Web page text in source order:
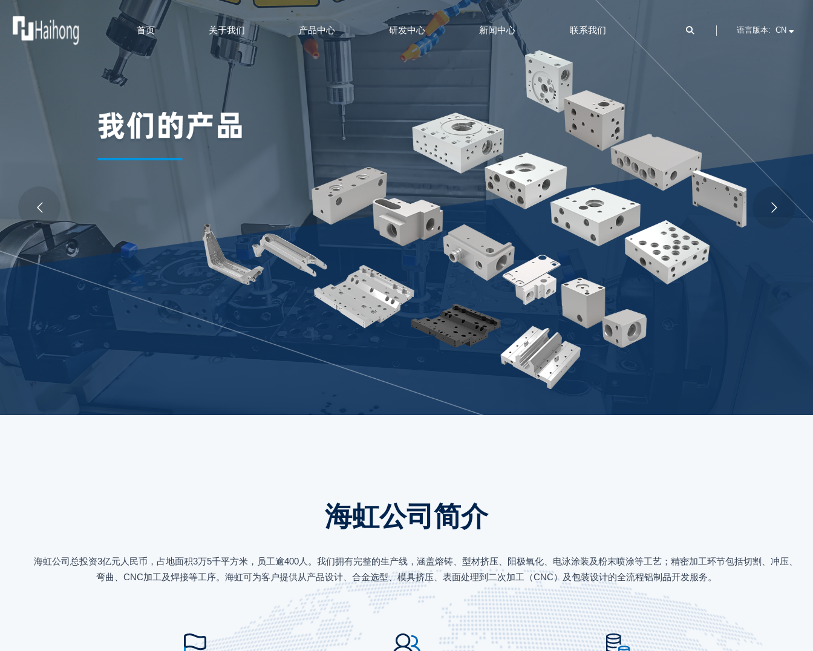
首页 关于我们 产品中心 研发中心 新闻中心 联系我们 语言版本: CN
海虹公司简介
海虹公司总投资3亿元人民币，占地面积3万5千平方米，员工逾400人。我们拥有完整的生产线，涵盖熔铸、型材挤压、阳极氧化、电泳涂装及粉末喷涂等工艺；精密加工环节包括切割、冲压、
弯曲、CNC加工及焊接等工序。海虹可为客户提供从产品设计、合金选型、模具挤压、表面处理到二次加工（CNC）及包装设计的全流程铝制品开发服务。